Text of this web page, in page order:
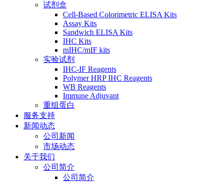
试剂盒
Cell-Based Colorimetric ELISA Kits
Assay Kits
Sandwich ELISA Kits
IHC Kits
mIHC/mIF kits
实验试剂
IHC-IF Reagents
Polymer HRP IHC Reagents
WB Reagents
Immune Adjuvant
重组蛋白
服务支持
新闻动态
公司新闻
市场动态
关于我们
公司简介
公司简介